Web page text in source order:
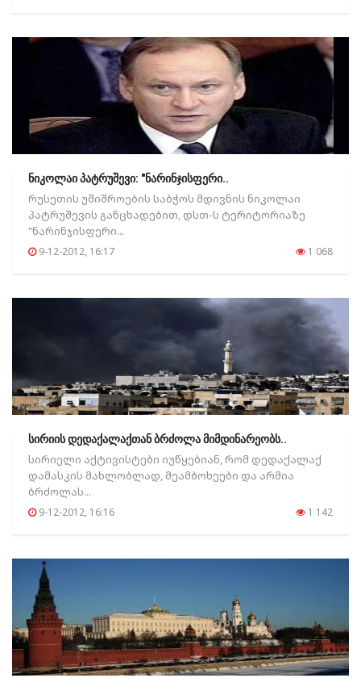
ნიკოლაი პატრუშევი: "ნარინჯისფერი..
რუსეთის უშიშროების საბჭოს მდივნის ნიკოლაი
პატრუშევის განცხადებით, დსთ-ს ტერიტორიაზე
"ნარინჯისფერი...
9-12-2012, 16:17 1 068
სირიის დედაქალაქთან ბრძოლა მიმდინარეობს..
სირიელი აქტივისტები იუწყებიან, რომ დედაქალაქ
დამასკის მახლობლად, მეამბოხეები და არმია
ბრძოლას...
9-12-2012, 16:16 1 142